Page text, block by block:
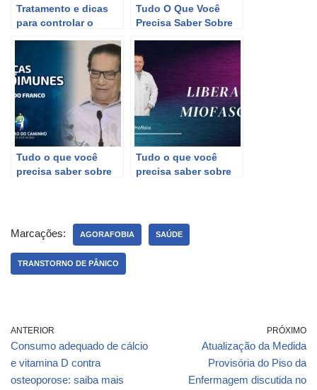
Tratamento e dicas
para controlar o
e ataques de pânico
Tudo O Que Você
Precisa Saber Sobre
Causas, Sintomas e
Tratamento.
Tudo o que você
precisa saber sobre
Tudo o que você
precisa saber sobre
Marcações: AGORAFOBIA SAÚDE
TRANSTORNO DE PÂNICO
ANTERIOR
Consumo adequado de cálcio
e vitamina D contra
osteoporose: saiba mais
PRÓXIMO
Atualização da Medida
Provisória do Piso da
Enfermagem discutida no